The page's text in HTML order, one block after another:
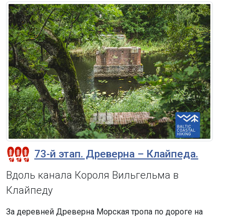
73-й этап. Древерна – Клайпеда.
Вдоль канала Короля Вильгельма в
Клайпеду
За деревней Древерна Морская тропа по дороге на